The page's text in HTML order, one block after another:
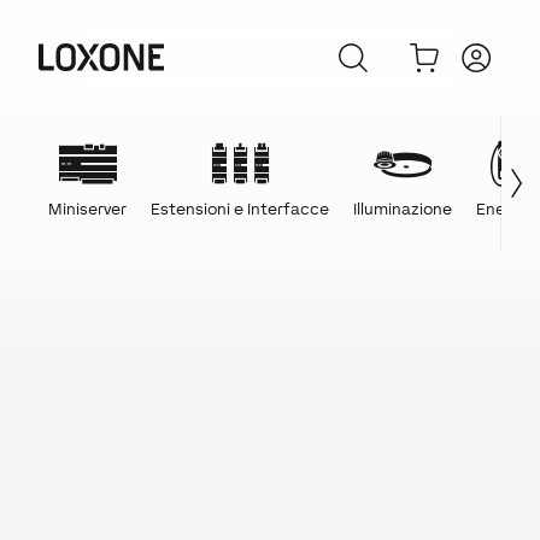
Miniserver Estensioni e Interfacce Illuminazione Energia